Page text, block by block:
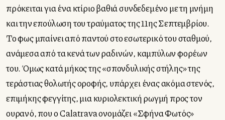
πρόκειται για ένα κτίριο βαθιά συνδεδεμένο με τη μνήμη
και την επούλωση του τραύματος της 11ης Σεπτεμβρίου.
Το φως μπαίνει από παντού στο εσωτερικό του σταθμού,
ανάμεσα από τα κενά των ραδινών, καμπύλων φορέων
του. Όμως κατά μήκος της «σπονδυλικής στήλης» της
τεράστιας θολωτής οροφής, υπάρχει ένας ακόμα στενός,
επιμήκης φεγγίτης, μια κυριολεκτική ρωγμή προς τον
ουρανό, που ο Calatrava ονομάζει «Σφήνα Φωτός»